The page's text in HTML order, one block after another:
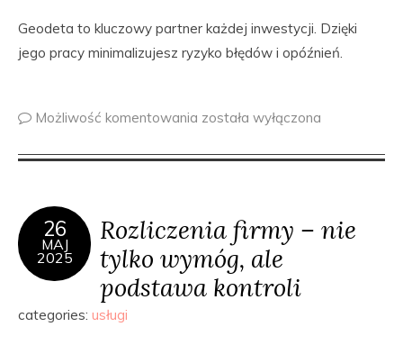
Geodeta to kluczowy partner każdej inwestycji. Dzięki
jego pracy minimalizujesz ryzyko błędów i opóźnień.
Możliwość komentowania została wyłączona
26
MAJ
2025
Rozliczenia firmy – nie
tylko wymóg, ale
podstawa kontroli
categories: usługi